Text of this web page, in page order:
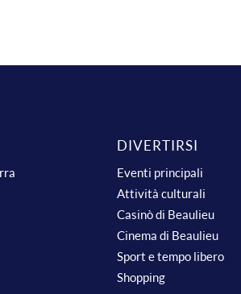
DIVERTIRSI
Eventi principali
Attività culturali
Casinò di Beaulieu
Cinema di Beaulieu
Sport e tempo libero
Shopping